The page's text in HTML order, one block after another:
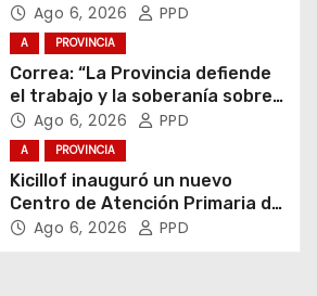
Ago 6, 2026 PPD
A PROVINCIA
Correa: “La Provincia defiende
el trabajo y la soberanía sobre
puertos y ríos”
Ago 6, 2026 PPD
A PROVINCIA
Kicillof inauguró un nuevo
Centro de Atención Primaria de
la Salud
Ago 6, 2026 PPD